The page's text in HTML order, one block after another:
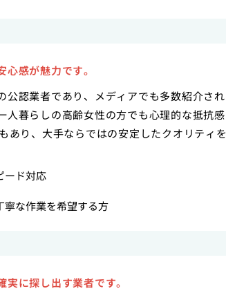
感が魅力です。
認業者であり、メディアでも多数紹介され
暮らしの高齢女性の方でも心理的な抵抗感
あり、大手ならではの安定したクオリティを
ード対応
寧な作業を希望する方
に探し出す業者です。